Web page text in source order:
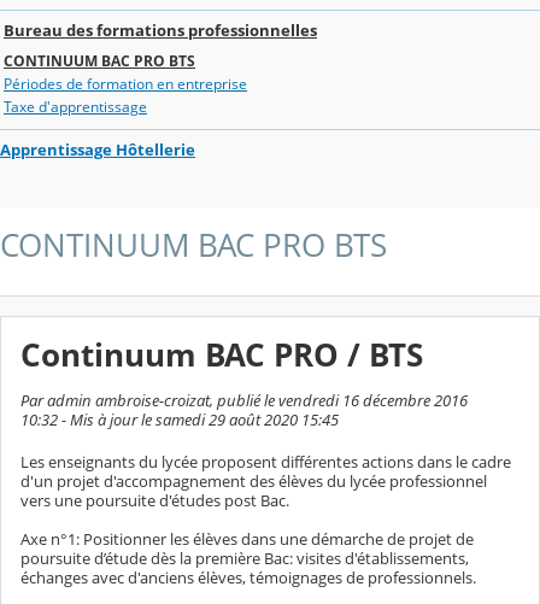
Bureau des formations professionnelles
CONTINUUM BAC PRO BTS
Périodes de formation en entreprise
Taxe d'apprentissage
Apprentissage Hôtellerie
CONTINUUM BAC PRO BTS
Continuum BAC PRO / BTS
Par admin ambroise-croizat, publié le vendredi 16 décembre 2016
10:32 - Mis à jour le samedi 29 août 2020 15:45
Les enseignants du lycée proposent différentes actions dans le cadre
d'un projet d'accompagnement des élèves du lycée professionnel
vers une poursuite d'études post Bac.
Axe n°1: Positionner les élèves dans une démarche de projet de
poursuite d’étude dès la première Bac: visites d'établissements,
échanges avec d'anciens élèves, témoignages de professionnels.